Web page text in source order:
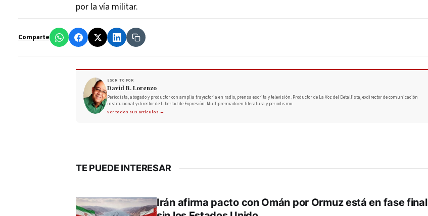
por la vía militar.
Comparte
ESCRITO POR
David R. Lorenzo
Periodista, abogado y productor con amplia trayectoria en radio, prensa escrita y televisión. Productor de La Voz del Detallista, exdirector de comunicación
institucional y director de Libertad de Expresión. Multipremiado en literatura y periodismo.
Ver todos sus artículos →
TE PUEDE INTERESAR
Irán afirma pacto con Omán por Ormuz está en fase final